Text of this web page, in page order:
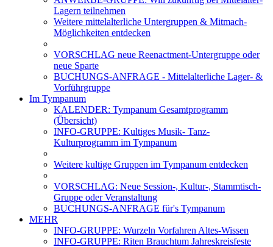
Lagern teilnehmen
Weitere mittelalterliche Untergruppen & Mitmach-
Möglichkeiten entdecken
VORSCHLAG neue Reenactment-Untergruppe oder
neue Sparte
BUCHUNGS-ANFRAGE - Mittelalterliche Lager- &
Vorführgruppe
Im Tympanum
KALENDER: Tympanum Gesamtprogramm
(Übersicht)
INFO-GRUPPE: Kultiges Musik- Tanz-
Kulturprogramm im Tympanum
Weitere kultige Gruppen im Tympanum entdecken
VORSCHLAG: Neue Session-, Kultur-, Stammtisch-
Gruppe oder Veranstaltung
BUCHUNGS-ANFRAGE für's Tympanum
MEHR
INFO-GRUPPE: Wurzeln Vorfahren Altes-Wissen
INFO-GRUPPE: Riten Brauchtum Jahreskreisfeste